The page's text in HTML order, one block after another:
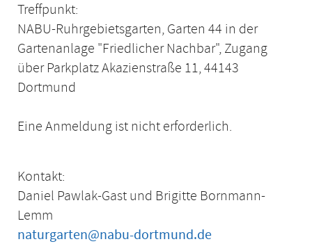
Treffpunkt:
NABU-Ruhrgebietsgarten, Garten 44 in der
Gartenanlage "Friedlicher Nachbar", Zugang
über Parkplatz Akazienstraße 11, 44143
Dortmund
Eine Anmeldung ist nicht erforderlich.
Kontakt:
Daniel Pawlak-Gast und Brigitte Bornmann-
Lemm
naturgarten@nabu-dortmund.de